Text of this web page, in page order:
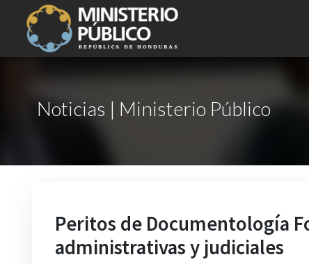
Noticias | Ministerio Público
Peritos de Documentología
administrativas y judiciales